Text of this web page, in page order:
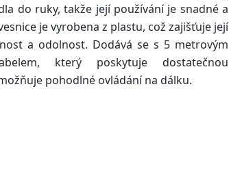
do ruky, takže její používání je snadné a
je vyrobena z plastu, což zajišťuje její
a odolnost. Dodává se s 5 metrovým
který poskytuje dostatečnou
pohodlné ovládání na dálku.